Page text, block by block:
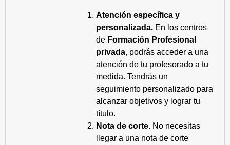
Atención específica y
personalizada. En los centros
de Formación Profesional
privada, podrás acceder a una
atención de tu profesorado a tu
medida. Tendrás un
seguimiento personalizado para
alcanzar objetivos y lograr tu
título.
Nota de corte. No necesitas
llegar a una nota de corte